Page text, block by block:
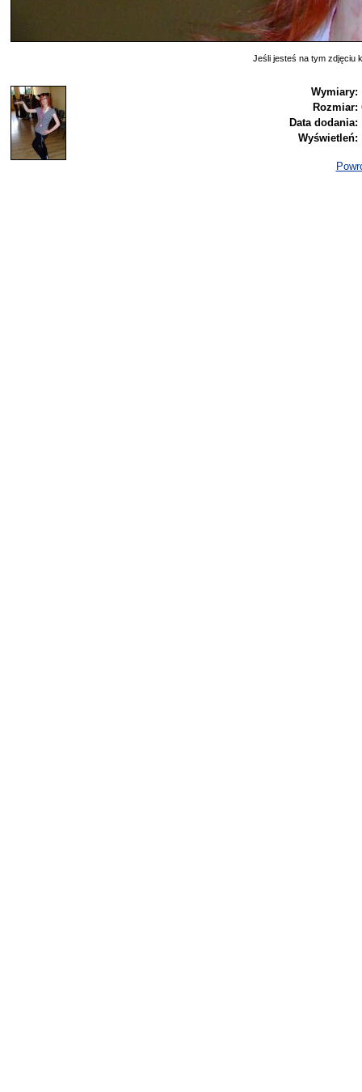
Jeśli jesteś na tym zdjęciu
Wymiary:
Rozmiar:
Data dodania:
Wyświetleń: